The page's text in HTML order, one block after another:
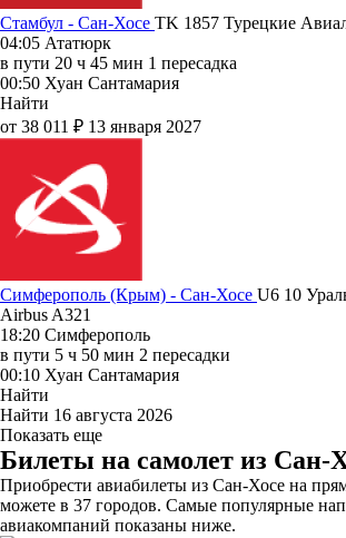
Стамбул - Сан-Хосе TK 1857 Турецкие
04:05 Ататюрк
в пути 20 ч 45 мин 1 пересадка
00:50 Хуан Сантамария
Найти
от 38 011 ₽ 13 января 2027
Симферополь (Крым) - Сан-Хосе U6 10
Airbus A321
18:20 Симферополь
в пути 5 ч 50 мин 2 пересадки
00:10 Хуан Сантамария
Найти
Найти 16 августа 2026
Показать еще
Билеты на самолет из Сан-
Приобрести авиабилеты из Сан-Хосе на
можете в 37 городов. Самые популярные
авиакомпаний показаны ниже.